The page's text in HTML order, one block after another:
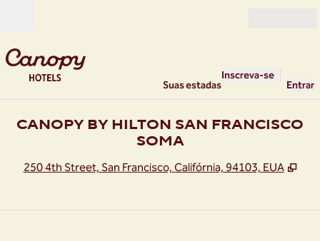
Suas estadas
Inscreva-se
Entrar
CANOPY BY HILTON SAN FRANCISCO
SOMA
250 4th Street, San Francisco, Califórnia, 94103, EUA ,